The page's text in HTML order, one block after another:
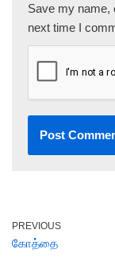
Save my name,
next time I
PREVIOUS
கோத்தை